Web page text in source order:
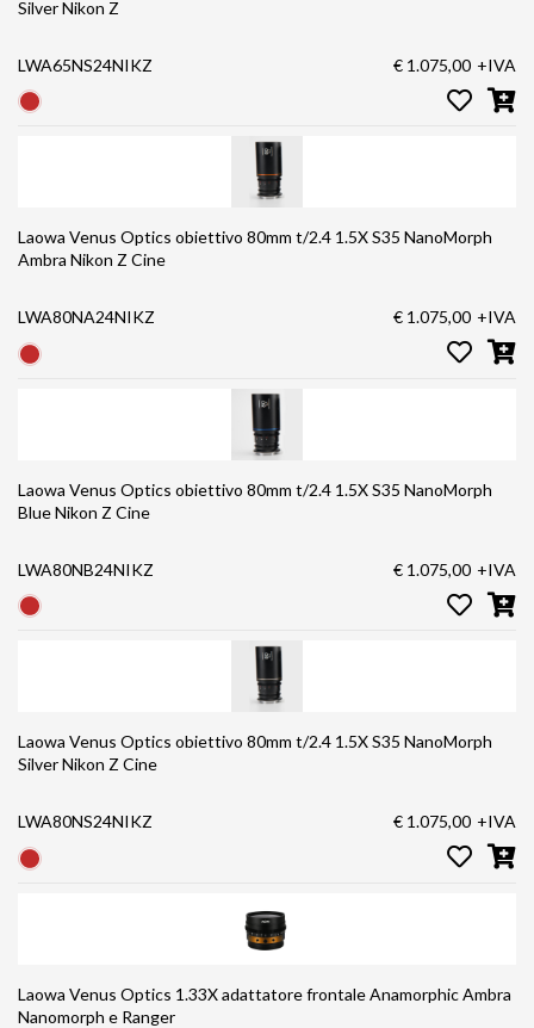
Silver Nikon Z
LWA65NS24NIKZ € 1.075,00 +IVA
Laowa Venus Optics obiettivo 80mm t/2.4 1.5X S35 NanoMorph
Ambra Nikon Z Cine
LWA80NA24NIKZ € 1.075,00 +IVA
Laowa Venus Optics obiettivo 80mm t/2.4 1.5X S35 NanoMorph
Blue Nikon Z Cine
LWA80NB24NIKZ € 1.075,00 +IVA
Laowa Venus Optics obiettivo 80mm t/2.4 1.5X S35 NanoMorph
Silver Nikon Z Cine
LWA80NS24NIKZ € 1.075,00 +IVA
Laowa Venus Optics 1.33X adattatore frontale Anamorphic Ambra
Nanomorph e Ranger